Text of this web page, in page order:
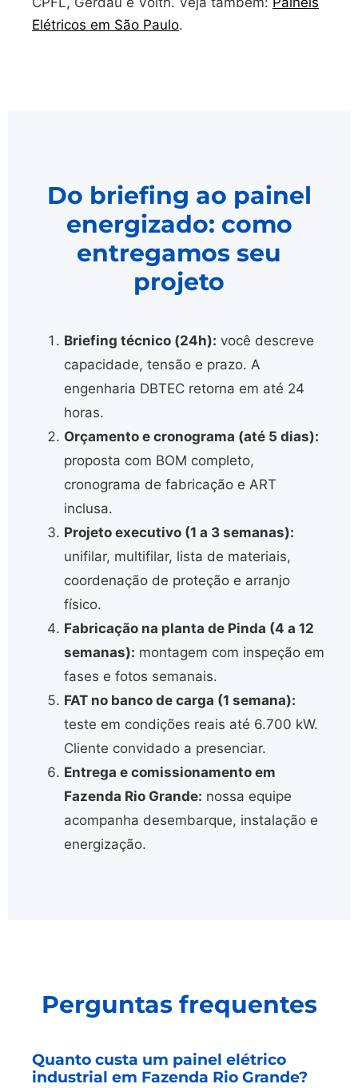
Elétricos em São Paulo.
Do briefing ao painel
energizado: como
entregamos seu
projeto
Briefing técnico (24h): você descreve
capacidade, tensão e prazo. A
engenharia DBTEC retorna em até 24
horas.
Orçamento e cronograma (até 5 dias):
proposta com BOM completo,
cronograma de fabricação e ART
inclusa.
Projeto executivo (1 a 3 semanas):
unifilar, multifilar, lista de materiais,
coordenação de proteção e arranjo
físico.
Fabricação na planta de Pinda (4 a 12
semanas): montagem com inspeção em
fases e fotos semanais.
FAT no banco de carga (1 semana):
teste em condições reais até 6.700 kW.
Cliente convidado a presenciar.
Entrega e comissionamento em
Fazenda Rio Grande: nossa equipe
acompanha desembarque, instalação e
energização.
Perguntas frequentes
Quanto custa um painel elétrico
industrial em Fazenda Rio Grande?